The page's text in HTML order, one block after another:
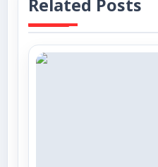
Related Posts